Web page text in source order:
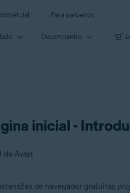
Para parceiros
Desempenho
inicial -
da Avast
de navegador gratuitas